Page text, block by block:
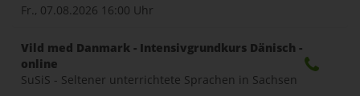
Fr., 07.08.2026 16:00 Uhr
Vild med Danmark - Intensivgrundkurs Dänisch -
online
SuSiS - Seltener unterrichtete Sprachen in Sachsen